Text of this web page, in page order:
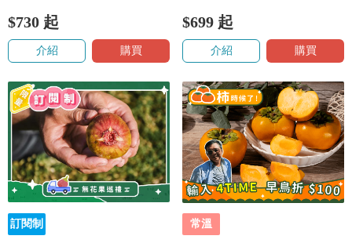
$730 起
介紹 購買
$699 起
介紹 購買
訂閱制 常溫